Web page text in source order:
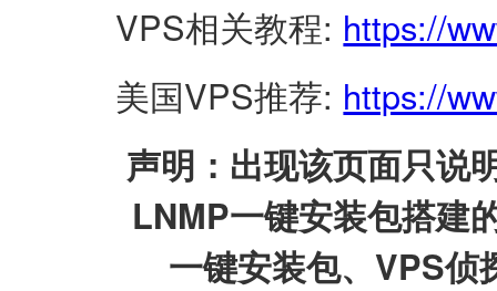
VPS相关教程: https://
美国VPS推荐: https://
声明：出现该页面只说
LNMP一键安装包搭建
一键安装包、VPS